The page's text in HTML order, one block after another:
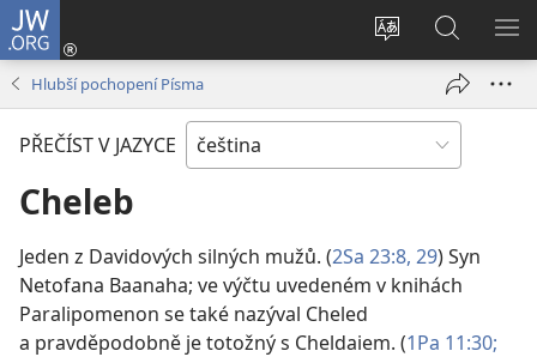
JW.ORG
Změnit
stránek
Přihlásit
se
okno)
Hledat
na
JW.ORG
Hlubší pochopení Písma
PŘEČÍST V JAZYCE
Cheleb
Jeden z Davidových silných mužů. (2Sa 23:8, 29) Syn
Netofana Baanaha; ve výčtu uvedeném v knihách
Paralipomenon se také nazýval Cheled
a pravděpodobně je totožný s Cheldaiem. (1Pa 11:30;